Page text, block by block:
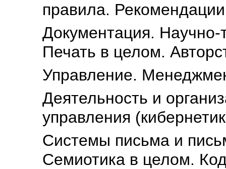
правила. Рекомендации
Документация.
Печать в целом.
Управление.
Деятельность и
управления
Системы письма и
Семиотика в целом.